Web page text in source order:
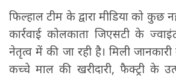
फिल्हाल टीम के द्वारा मीडिया को कुछ
कार्रवाई कोलकाता जिएसटी के
नेतृत्व में की जा रही है। मिली जानकारी
कच्चे माल की खरीदारी, फैक्ट्री के